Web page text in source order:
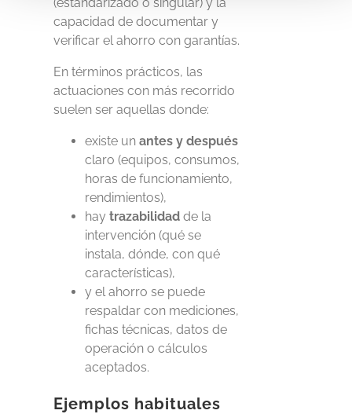
capacidad de documentar y
verificar el ahorro con garantías.
En términos prácticos, las
actuaciones con más recorrido
suelen ser aquellas donde:
existe un antes y después
claro (equipos, consumos,
horas de funcionamiento,
rendimientos),
hay trazabilidadde la
intervención (qué se
instala, dónde, con qué
características),
y el ahorro se puede
respaldar con mediciones,
fichas técnicas, datos de
operación o cálculos
aceptados.
Ejemplos habituales